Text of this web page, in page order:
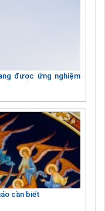
được ứng nghiệm
cần biết